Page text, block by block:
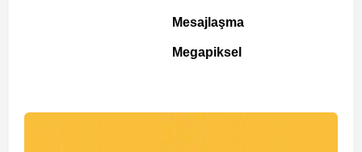
Mesajlaşma
Megapiksel